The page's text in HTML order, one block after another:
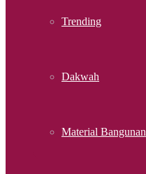
Trending
Dakwah
Material Bangunan